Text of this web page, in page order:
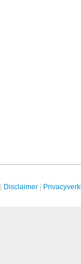
Disclaimer